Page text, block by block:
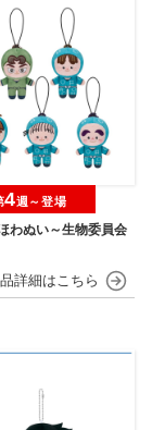
わぬい～生物委員会
4週～登場